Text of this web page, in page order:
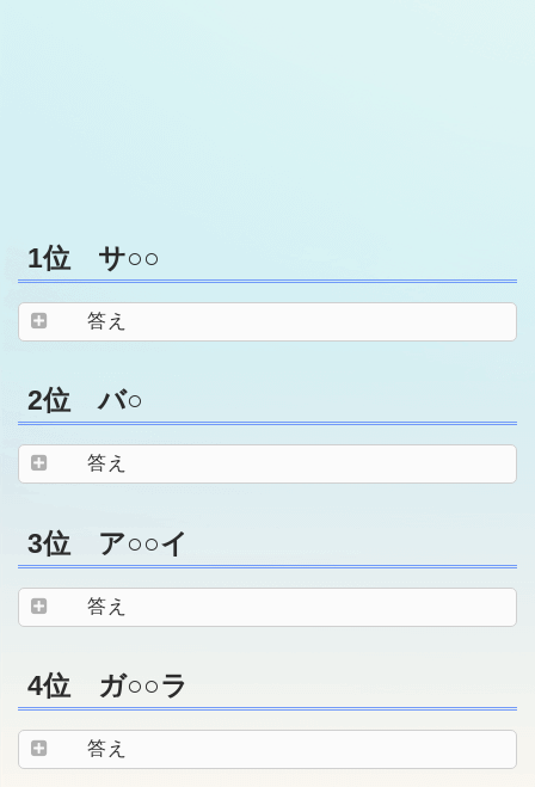
1位 サ○○
答え
2位 バ○
答え
3位 ア○○イ
答え
4位 ガ○○ラ
答え